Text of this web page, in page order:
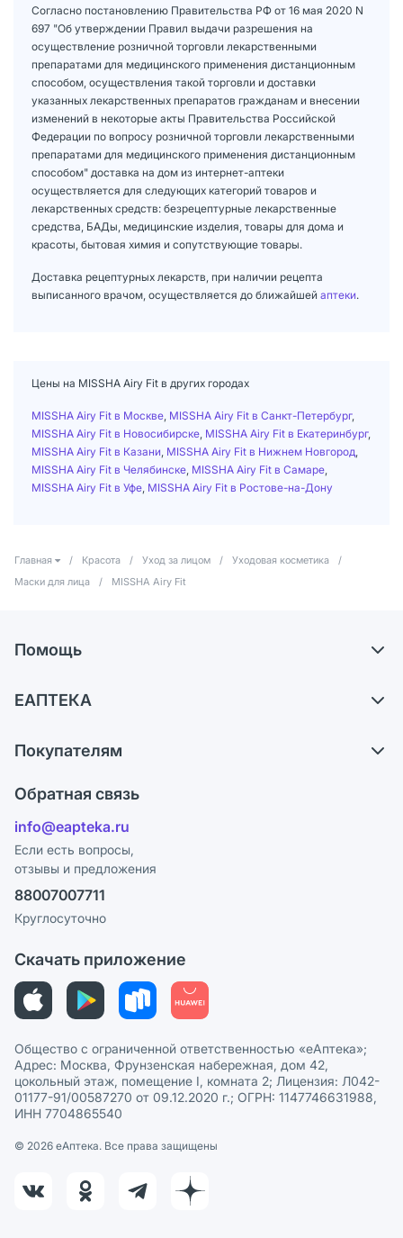
Согласно постановлению Правительства РФ от 16 мая 2020 N
697 "Об утверждении Правил выдачи разрешения на
осуществление розничной торговли лекарственными
препаратами для медицинского применения дистанционным
способом, осуществления такой торговли и доставки
указанных лекарственных препаратов гражданам и внесении
изменений в некоторые акты Правительства Российской
Федерации по вопросу розничной торговли лекарственными
препаратами для медицинского применения дистанционным
способом" доставка на дом из интернет-аптеки
осуществляется для следующих категорий товаров и
лекарственных средств: безрецептурные лекарственные
средства, БАДы, медицинские изделия, товары для дома и
красоты, бытовая химия и сопутствующие товары.
Доставка рецептурных лекарств, при наличии рецепта
выписанного врачом, осуществляется до ближайшей аптеки.
Цены на MISSHA Airy Fit в других городах
MISSHA Airy Fit в Москве MISSHA Airy Fit в Санкт-Петербург,
MISSHA Airy Fit в Новосибирске MISSHA Airy Fit в Екатеринбург,
MISSHA Airy Fit в Казани MISSHA Airy Fit в Нижнем Новгород
MISSHA Airy Fit в Челябинске MISSHA Airy Fit в Самаре
MISSHA Airy Fit в Уфе MISSHA Airy Fit в Ростове-на-Дону
Главная / Красота / Уход за лицом / Уходовая косметика
/
Маски для лица
/ MISSHA Airy Fit
Помощь
Самовывоз из аптек
Ответы на вопросы
Блог
ЕАПТЕКА
Карьера
Поставщики
Лицензия
Реклама на сайте
Ваши товары на ЕАПТЕКЕ
Покупателям
Программа СберСпасибо
Политика конфиденциальности
Пользовательское соглашение
Политика рекомендаций
Этика и соответствие
Политика в отношении обработки персональных данных
Обратная связь
info@eapteka.ru
Если есть вопросы,
отзывы и предложения
88007007711
Круглосуточно
Скачать приложение
Общество с ограниченной ответственностью «еАптека»;
Адрес: Москва, Фрунзенская набережная, дом 42,
цокольный этаж, помещение I, комната 2; Лицензия: Л042-
01177-91/00587270 от 09.12.2020 г.; ОГРН: 1147746631988,
ИНН 7704865540
© 2026 eАптека. Все права защищены